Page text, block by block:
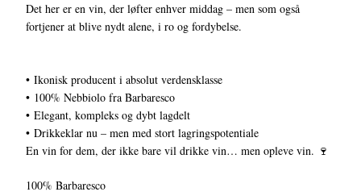
Det her er en vin, der løfter enhver middag – men som også
fortjener at blive nydt alene, i ro og fordybelse.
• Ikonisk producent i absolut verdensklasse
• 100% Nebbiolo fra Barbaresco
• Elegant, kompleks og dybt lagdelt
• Drikkeklar nu – men med stort lagringspotentiale
En vin for dem, der ikke bare vil drikke vin… men opleve vin. 🍷
100% Barbaresco